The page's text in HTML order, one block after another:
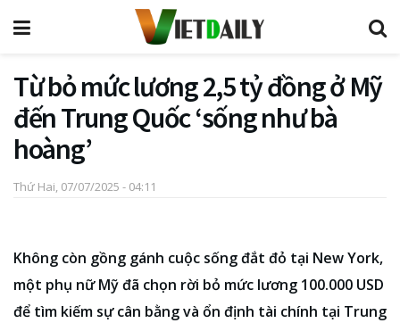
Từ bỏ mức lương 2,5 tỷ đồng ở Mỹ
đến Trung Quốc ‘sống như bà
hoàng’
Thứ Hai, 07/07/2025 - 04:11
Không còn gồng gánh cuộc sống đắt đỏ tại New York,
một phụ nữ Mỹ đã chọn rời bỏ mức lương 100.000 USD
để tìm kiếm sự cân bằng và ổn định tài chính tại Trung